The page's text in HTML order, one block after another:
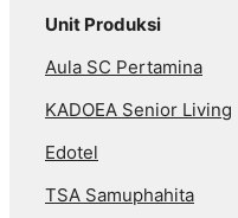
Unit Produksi
Aula SC Pertamina
KADOEA Senior Living
Edotel
TSA Samuphahita